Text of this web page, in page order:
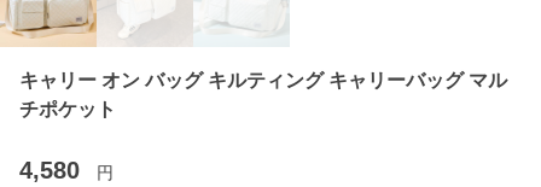
キャリー オン バッグ キルティング キャリーバッグ マル
チポケット
4,580 円